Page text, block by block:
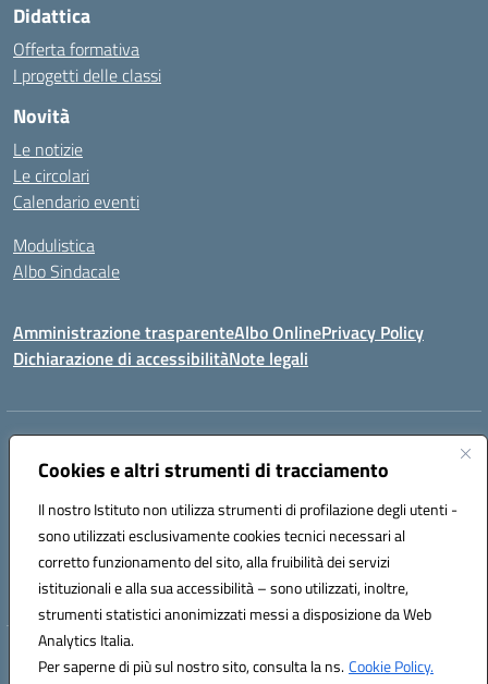
Cookies e altri strumenti di tracciamento
Il nostro Istituto non utilizza strumenti di profilazione degli utenti -
sono utilizzati esclusivamente cookies tecnici necessari al
corretto funzionamento del sito, alla fruibilità dei servizi
istituzionali e alla sua accessibilità – sono utilizzati, inoltre,
strumenti statistici anonimizzati messi a disposizione da Web
Analytics Italia.
Per saperne di più sul nostro sito, consulta la ns.Cookie Policy.
Didattica
Offerta formativa
I progetti delle classi
Novità
Le notizie
Le circolari
Calendario eventi
Modulistica
Albo Sindacale
Amministrazione trasparenteAlbo OnlinePrivacy Policy
Dichiarazione di accessibilitàNote legali
Indirizzo:
Centralino:0994722507 Email:TAIC873006@istruzione.it
Codice fiscale: 90279480736
Codice meccanografico:
TAIC873006
Codice unico di fatturazione (CUF): 488XBQ
Hosting & Powered by 3D Solution S.r.l.